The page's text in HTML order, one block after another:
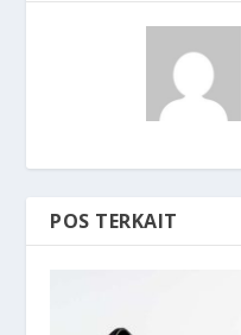
POS TERKAIT